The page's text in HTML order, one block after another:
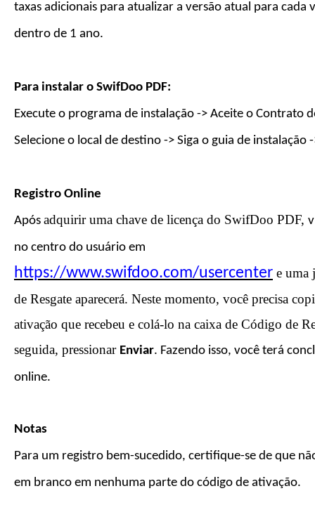
taxas adicionais para atualizar a versão atual para cada
dentro de 1 ano.
Para instalar o SwifDoo PDF:
Execute o programa de instalação -> Aceite o Contrato
Selecione o local de destino -> Siga o guia de instalação
Registro Online
Após adquirir uma chave de licença do SwifDoo PDF,
no centro do usuário em
https://www.swifdoo.com/usercenter e uma
de Resgate aparecerá. Neste momento, você precisa
ativação que recebeu e colá-lo na caixa de Código de
seguida, pressionar Enviar. Fazendo isso, você terá
online.
Notas
Para um registro bem-sucedido, certifique-se de que
em branco em nenhuma parte do código de ativação.